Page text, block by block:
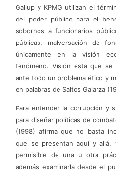
Gallup y KPMG utilizan el
del poder público para el
sobornos a funcionarios
públicas, malversación de
únicamente en la visión
fenómeno. Visión esta que
ante todo un problema ético y
en palabras de Saltos Galarza
Para entender la corrupción y
para diseñar políticas de
(1998) afirma que no basta
que se presentan aquí y allá,
permisible de una u otra
además examinarla desde el